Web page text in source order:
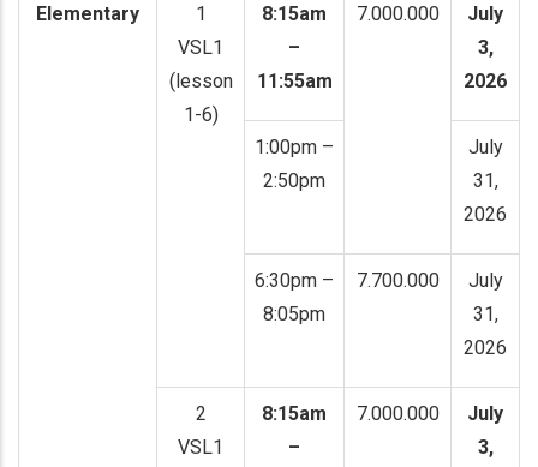
Elementary
1
VSL1
(lesson
1-6)
8:15am
–
11:55am
7.000.000
July
3,
2026
1:00pm –
2:50pm
July
31,
2026
6:30pm –
8:05pm
7.700.000
July
31,
2026
2
VSL1
8:15am
–
7.000.000
July
3,